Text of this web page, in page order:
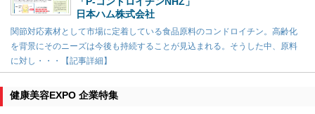
日本ハム株式会社
関節対応素材として市場に定着している食品原料のコンドロイチン。高齢化
を背景にそのニーズは今後も持続することが見込まれる。そうした中、原料
に対し・・・【記事詳細】
健康美容EXPO 企業特集